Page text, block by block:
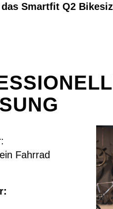
Smartfit Q2
Fahrrad